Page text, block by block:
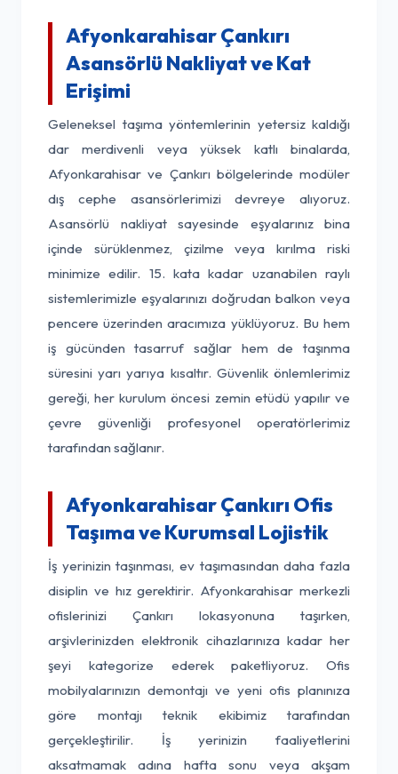
Afyonkarahisar Çankırı
Asansörlü Nakliyat ve Kat
Erişimi
Geleneksel taşıma yöntemlerinin yetersiz kaldığı
dar merdivenli veya yüksek katlı binalarda,
Afyonkarahisar ve Çankırı bölgelerinde modüler
dış cephe asansörlerimizi devreye alıyoruz.
Asansörlü nakliyat sayesinde eşyalarınız bina
içinde sürüklenmez, çizilme veya kırılma riski
minimize edilir. 15. kata kadar uzanabilen raylı
sistemlerimizle eşyalarınızı doğrudan balkon veya
pencere üzerinden aracımıza yüklüyoruz. Bu hem
iş gücünden tasarruf sağlar hem de taşınma
süresini yarı yarıya kısaltır. Güvenlik önlemlerimiz
gereği, her kurulum öncesi zemin etüdü yapılır ve
çevre güvenliği profesyonel operatörlerimiz
tarafından sağlanır.
Afyonkarahisar Çankırı Ofis
Taşıma ve Kurumsal Lojistik
İş yerinizin taşınması, ev taşımasından daha fazla
disiplin ve hız gerektirir. Afyonkarahisar merkezli
ofislerinizi Çankırı lokasyonuna taşırken,
arşivlerinizden elektronik cihazlarınıza kadar her
şeyi kategorize ederek paketliyoruz. Ofis
mobilyalarınızın demontajı ve yeni ofis planınıza
göre montajı teknik ekibimiz tarafından
gerçekleştirilir. İş yerinizin faaliyetlerini
aksatmamak adına hafta sonu veya akşam